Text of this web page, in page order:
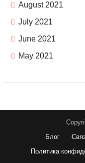
August 2021
July 2021
June 2021
May 2021
Блог
Политика